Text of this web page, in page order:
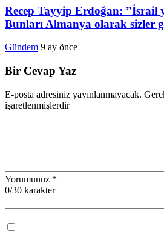
Recep Tayyip Erdoğan: ”İsrail
Bunları Almanya olarak sizler
Gündem 9 ay önce
Bir Cevap Yaz
E-posta adresiniz yayınlanmayacak.
işaretlenmişlerdir
Yorumunuz *
0/30 karakter